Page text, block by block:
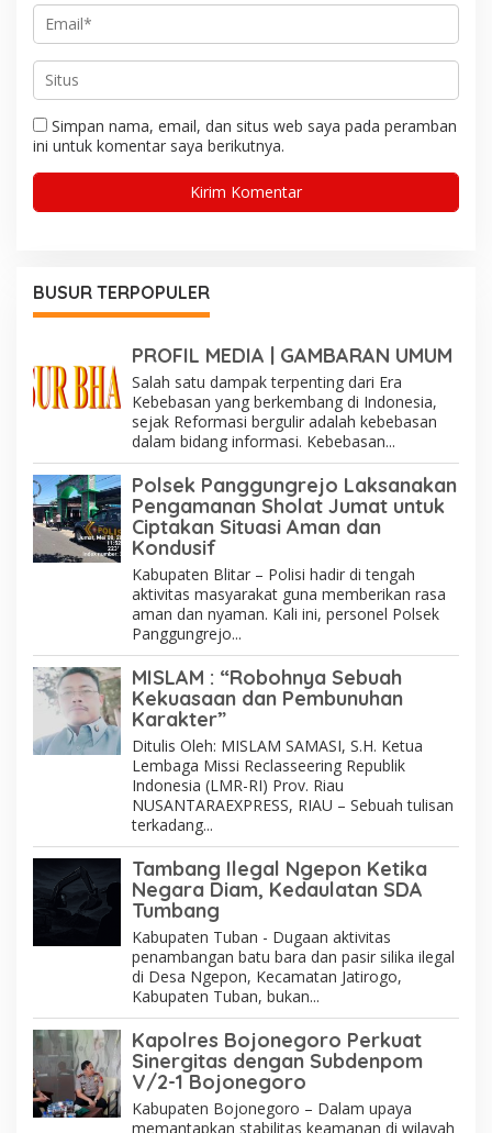
Simpan nama, email, dan situs web saya pada peramban
ini untuk komentar saya berikutnya.
BUSUR TERPOPULER
PROFIL MEDIA | GAMBARAN UMUM
Salah satu dampak terpenting dari Era
Kebebasan yang berkembang di Indonesia,
sejak Reformasi bergulir adalah kebebasan
dalam bidang informasi. Kebebasan...
Polsek Panggungrejo Laksanakan
Pengamanan Sholat Jumat untuk
Ciptakan Situasi Aman dan
Kondusif
Kabupaten Blitar – Polisi hadir di tengah
aktivitas masyarakat guna memberikan rasa
aman dan nyaman. Kali ini, personel Polsek
Panggungrejo...
MISLAM : “Robohnya Sebuah
Kekuasaan dan Pembunuhan
Karakter”
Ditulis Oleh: MISLAM SAMASI, S.H. Ketua
Lembaga Missi Reclasseering Republik
Indonesia (LMR-RI) Prov. Riau
NUSANTARAEXPRESS, RIAU – Sebuah tulisan
terkadang...
Tambang Ilegal Ngepon Ketika
Negara Diam, Kedaulatan SDA
Tumbang
Kabupaten Tuban - Dugaan aktivitas
penambangan batu bara dan pasir silika ilegal
di Desa Ngepon, Kecamatan Jatirogo,
Kabupaten Tuban, bukan...
Kapolres Bojonegoro Perkuat
Sinergitas dengan Subdenpom
V/2-1 Bojonegoro
Kabupaten Bojonegoro – Dalam upaya
memantapkan stabilitas keamanan di wilayah